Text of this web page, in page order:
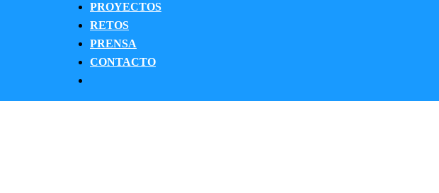
PROYECTOS
RETOS
PRENSA
CONTACTO